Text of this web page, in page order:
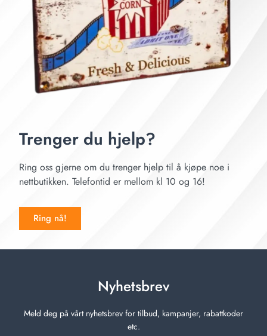
Trenger du hjelp?
Ring oss gjerne om du trenger hjelp til å kjøpe noe i
nettbutikken. Telefontid er mellom kl 10 og 16!
Ring nå!
Nyhetsbrev
Meld deg på vårt nyhetsbrev for tilbud, kampanjer, rabattkoder
etc.